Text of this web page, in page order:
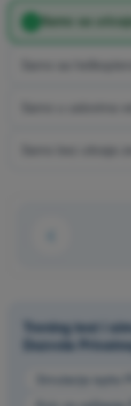
Samo sa
Trening test i
Dozvola
Simulacija ispita